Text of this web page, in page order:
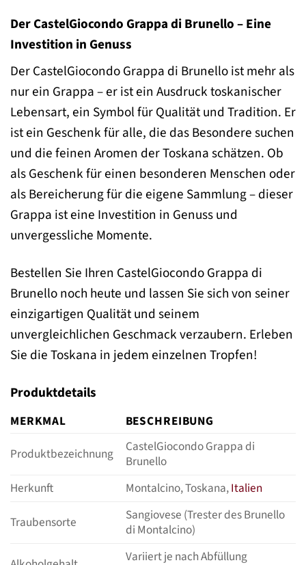
Der CastelGiocondo Grappa di Brunello – Eine
Investition in Genuss
Der CastelGiocondo Grappa di Brunello ist mehr als
nur ein Grappa – er ist ein Ausdruck toskanischer
Lebensart, ein Symbol für Qualität und Tradition. Er
ist ein Geschenk für alle, die das Besondere suchen
und die feinen Aromen der Toskana schätzen. Ob
als Geschenk für einen besonderen Menschen oder
als Bereicherung für die eigene Sammlung – dieser
Grappa ist eine Investition in Genuss und
unvergessliche Momente.
Bestellen Sie Ihren CastelGiocondo Grappa di
Brunello noch heute und lassen Sie sich von seiner
einzigartigen Qualität und seinem
unvergleichlichen Geschmack verzaubern. Erleben
Sie die Toskana in jedem einzelnen Tropfen!
Produktdetails
MERKMAL
BESCHREIBUNG
Produktbezeichnung
CastelGiocondo Grappa di
Brunello
Herkunft
Montalcino, Toskana,Italien
Traubensorte
Sangiovese (Trester des Brunello
di Montalcino)
Variiert je nach Abfüllung